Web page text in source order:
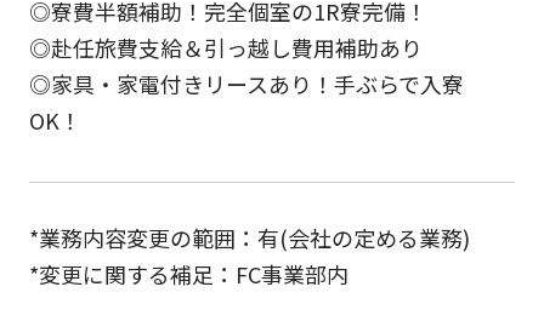
◎寮費半額補助！完全個室の1R寮完備！
◎赴任旅費支給＆引っ越し費用補助あり
◎家具・家電付きリースあり！手ぶらで入寮
OK！
*業務内容変更の範囲：有(会社の定める業務)
*変更に関する補足：FC事業部内